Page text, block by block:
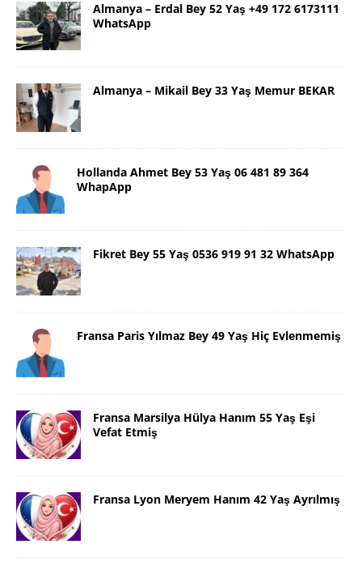
Almanya – Erdal Bey 52 Yaş +49 172 6173111
WhatsApp
Almanya – Mikail Bey 33 Yaş Memur BEKAR
Hollanda Ahmet Bey 53 Yaş 06 481 89 364
WhapApp
Fikret Bey 55 Yaş 0536 919 91 32 WhatsApp
Fransa Paris Yılmaz Bey 49 Yaş Hiç Evlenmemiş
Fransa Marsilya Hülya Hanım 55 Yaş Eşi
Vefat Etmiş
Fransa Lyon Meryem Hanım 42 Yaş Ayrılmış